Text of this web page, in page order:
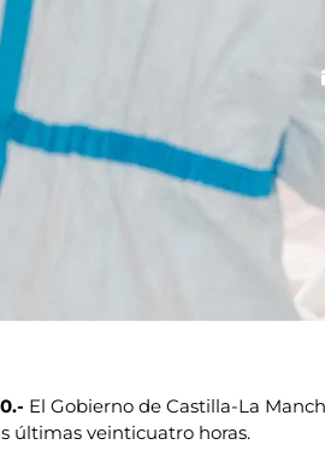
El Gobierno de Castilla-La
últimas veinticuatro horas.